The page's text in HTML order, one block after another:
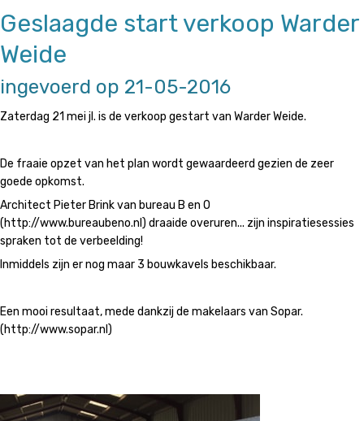
Geslaagde start verkoop Warder
Weide
ingevoerd op 21-05-2016
Zaterdag 21 mei jl. is de verkoop gestart van Warder Weide.
De fraaie opzet van het plan wordt gewaardeerd gezien de zeer
goede opkomst.
Architect Pieter Brink van bureau B en O
(http://www.bureaubeno.nl) draaide overuren... zijn inspiratiesessies
spraken tot de verbeelding!
Inmiddels zijn er nog maar 3 bouwkavels beschikbaar.
Een mooi resultaat, mede dankzij de makelaars van Sopar.
(http://www.sopar.nl)